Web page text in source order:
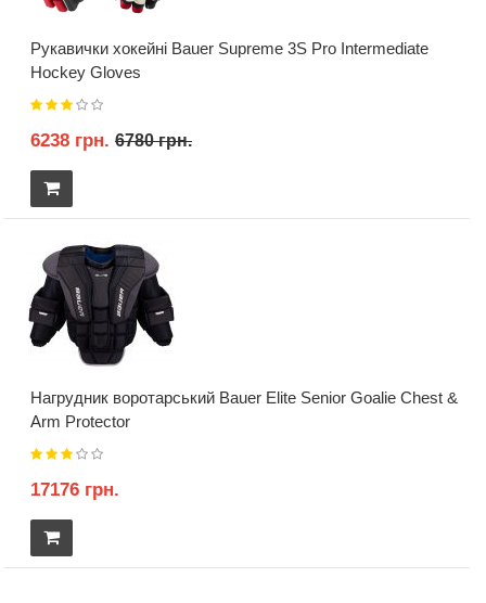
Рукавички хокейні Bauer Supreme 3S Pro Intermediate
Hockey Gloves
6238 грн. 6780 грн.
Нагрудник воротарський Bauer Elite Senior Goalie Chest &
Arm Protector
17176 грн.